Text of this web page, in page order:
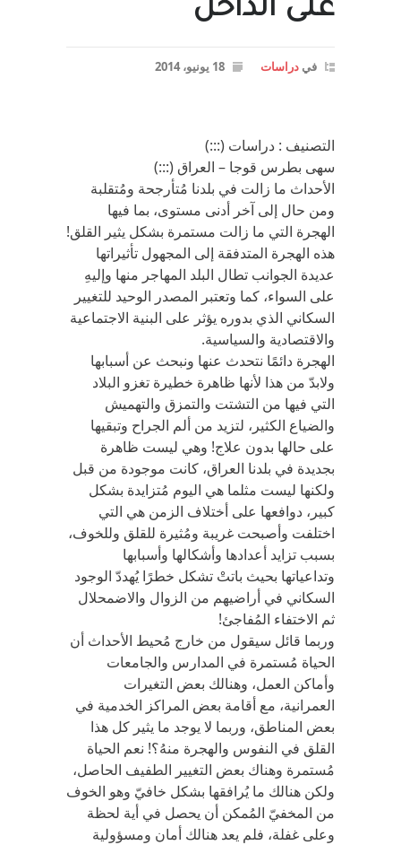
على الداخل
في دراسات 18 يونيو، 2014
التصنيف : دراسات (:::)
سهى بطرس قوجا – العراق (:::)
الأحداث ما زالت في بلدنا مُتأرجحة ومُتقلبة
ومن حال إلى آخر أدنى مستوى، بما فيها
الهجرة التي ما زالت مستمرة بشكل يثير القلق!
هذه الهجرة المتدفقة إلى المجهول تأثيراتها
عديدة الجوانب تطال البلد المهاجر منها وإليهِ
على السواء، كما وتعتبر المصدر الوحيد للتغيير
السكاني الذي بدوره يؤثر على البنية الاجتماعية
والاقتصادية والسياسية.
الهجرة دائمًا نتحدث عنها ونبحث عن أسبابها
ولابدّ من هذا لأنها ظاهرة خطيرة تغزو البلاد
التي فيها من التشتت والتمزق والتهميش
والضياع الكثير، لتزيد من ألم الجراح وتبقيها
على حالها بدون علاج! وهي ليست ظاهرة
بجديدة في بلدنا العراق، كانت موجودة من قبل
ولكنها ليست مثلما هي اليوم مُتزايدة بشكل
كبير، دوافعها على أختلاف الزمن هي التي
اختلفت وأصبحت غريبة ومُثيرة للقلق وللخوف،
بسبب تزايد أعدادها وأشكالها وأسبابها
وتداعياتها بحيث باتتْ تشكل خطرًا يُهددّ الوجود
السكاني في أراضيهم من الزوال والاضمحلال
ثم الاختفاء المُفاجئ!
وربما قائل سيقول من خارج مُحيط الأحداث أن
الحياة مُستمرة في المدارس والجامعات
وأماكن العمل، وهنالك بعض التغيرات
العمرانية، مع أقامة بعض المراكز الخدمية في
بعض المناطق، وربما لا يوجد ما يثير كل هذا
القلق في النفوس والهجرة منهُ؟! نعم الحياة
مُستمرة وهناك بعض التغيير الطفيف الحاصل،
ولكن هنالك ما يُرافقها بشكل خافيّ وهو الخوف
من المخفيّ المُمكن أن يحصل في أية لحظة
وعلى غفلة، فلم يعد هنالك أمان ومسؤولية